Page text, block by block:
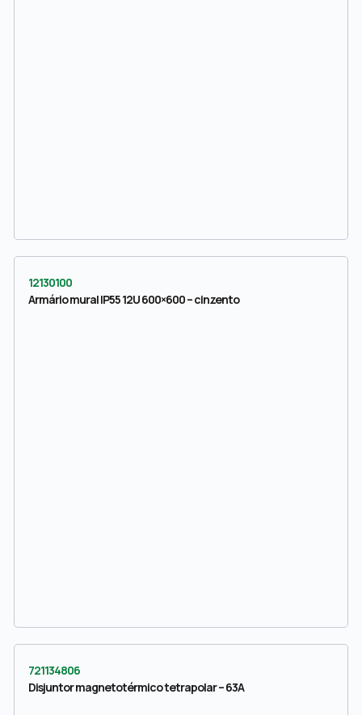
12130100
Armário mural IP55 12U 600×600 – cinzento
721134806
Disjuntor magnetotérmico tetrapolar – 63A